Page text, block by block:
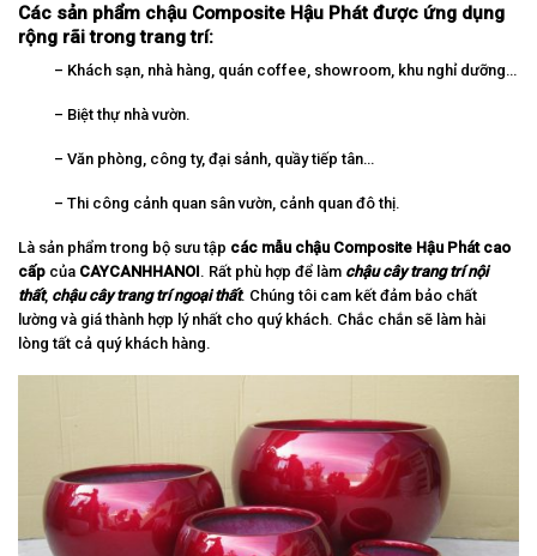
Các sản phẩm chậu Composite Hậu Phát được ứng dụng
rộng rãi trong trang trí:
– Khách sạn, nhà hàng, quán coffee, showroom, khu nghỉ dưỡng…
– Biệt thự nhà vườn.
– Văn phòng, công ty, đại sảnh, quầy tiếp tân…
– Thi công cảnh quan sân vườn, cảnh quan đô thị.
Là sản phẩm trong bộ sưu tập các mẫu chậu Composite Hậu Phát cao
cấp của CAYCANHHANOI. Rất phù hợp để làm chậu cây trang trí nội
thất, chậu cây trang trí ngoại thất. Chúng tôi cam kết đảm bảo chất
lường và giá thành hợp lý nhất cho quý khách. Chắc chắn sẽ làm hài
lòng tất cả quý khách hàng.